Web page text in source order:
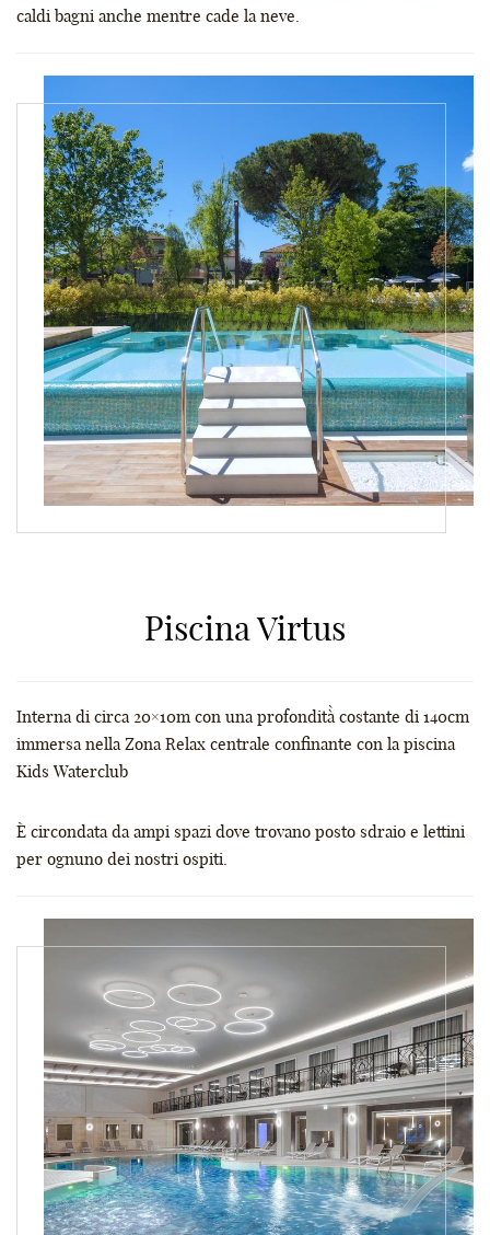
caldi bagni anche mentre cade la neve.
Piscina Virtus
Interna di circa 20×10m con una profondità̀ costante di 140cm
immersa nella Zona Relax centrale confinante con la piscina
Kids Waterclub
È circondata da ampi spazi dove trovano posto sdraio e lettini
per ognuno dei nostri ospiti.